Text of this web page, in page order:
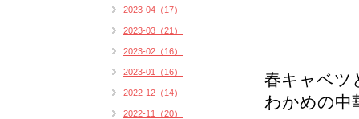
春キャベツ
わかめの中
2023-04（17）
2023-03（21）
2023-02（16）
2023-01（16）
2022-12（14）
2022-11（20）